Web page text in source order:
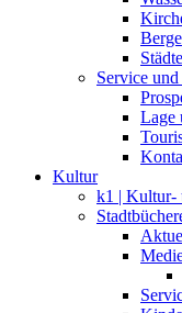
Berge
Städte
Service
Lage
Kultur
k1 | Kultur-